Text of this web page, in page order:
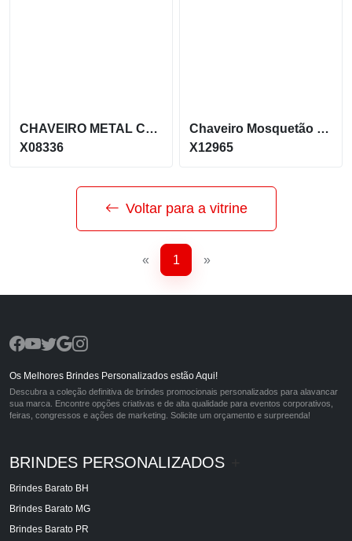
CHAVEIRO METAL COM MOSQUETÃO
X08336
Chaveiro Mosquetão com alça de Couro sintético X12965
X12965
Voltar para a vitrine
« 1 »
Os Melhores Brindes Personalizados estão Aqui!
Descubra a coleção definitiva de brindes promocionais personalizados para alavancar
sua marca. Encontre opções criativas e de alta qualidade para eventos corporativos,
feiras, congressos e ações de marketing. Solicite um orçamento e surpreenda!
BRINDES PERSONALIZADOS
Brindes Barato BH
Brindes Barato MG
Brindes Barato PR